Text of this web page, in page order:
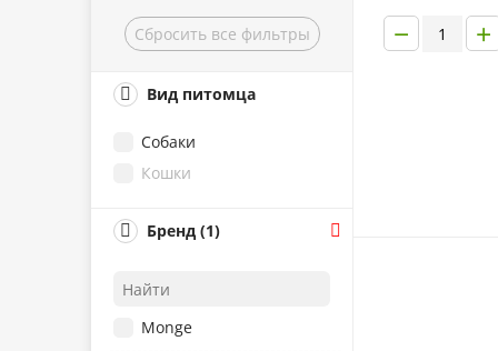
Сбросить все фильтры
Вид питомца
Собаки
Кошки
Бренд (1)
Monge
+
−